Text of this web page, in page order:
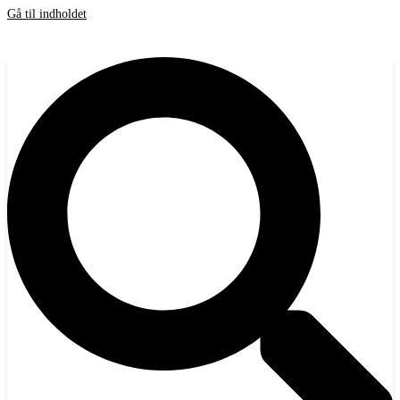
Gå til indholdet